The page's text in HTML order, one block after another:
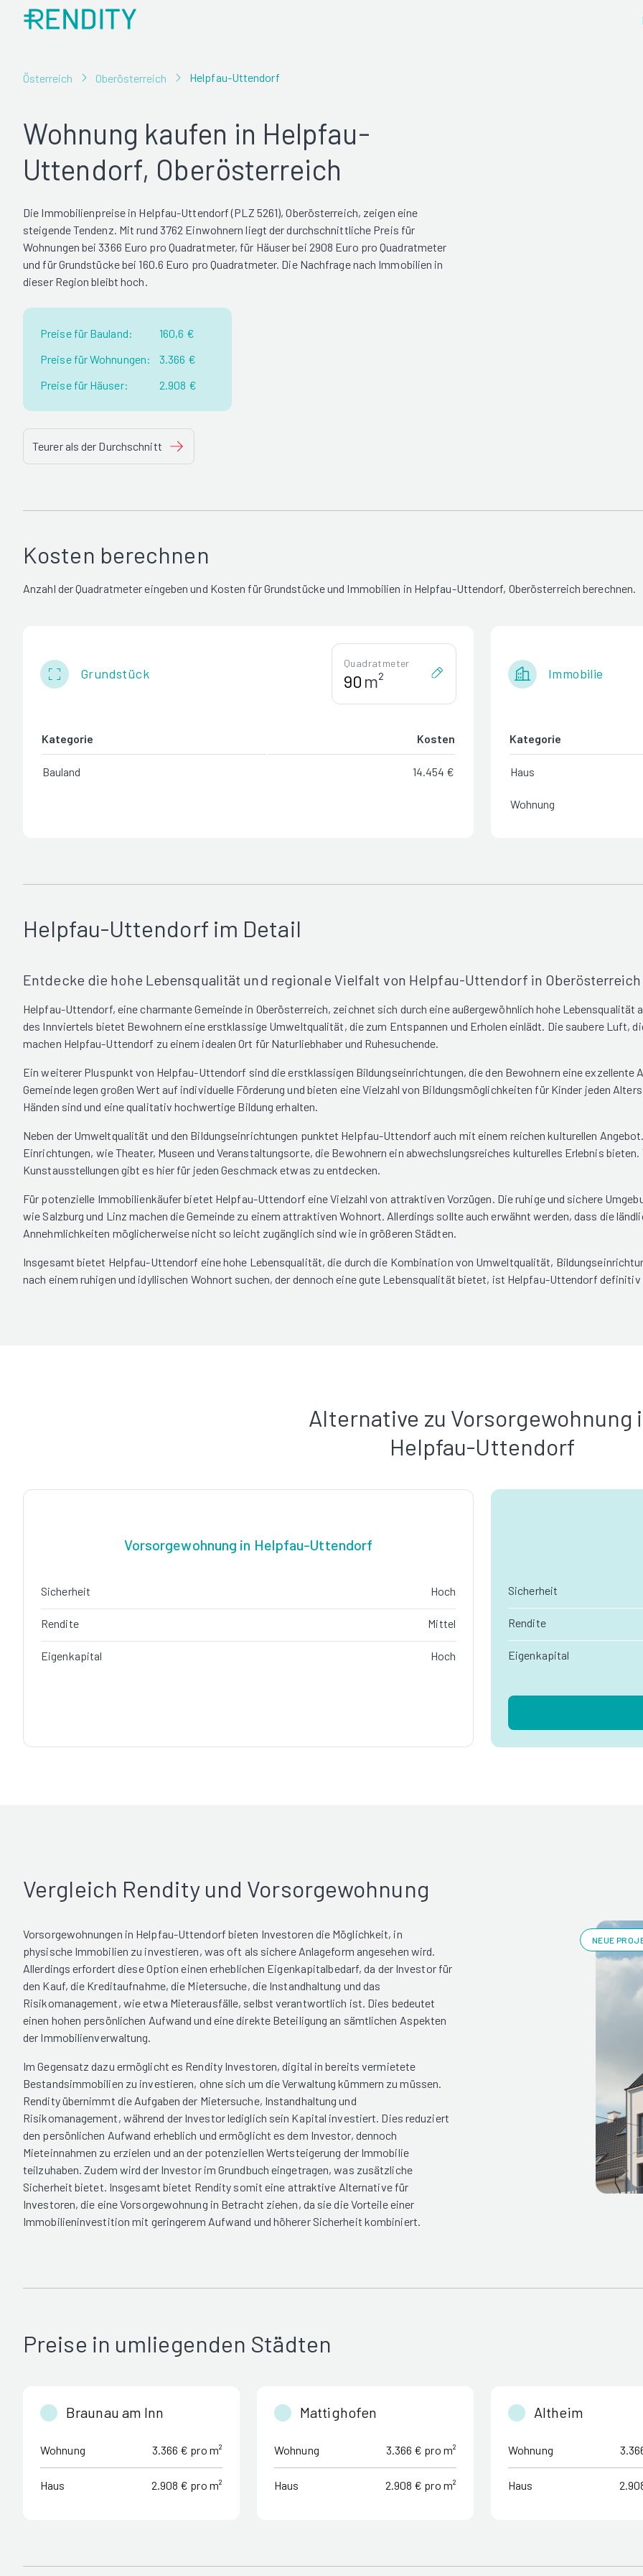
Österreich Oberösterreich Helpfau-Uttendorf
Wohnung kaufen in Helpfau-
Uttendorf, Oberösterreich
Die Immobilienpreise in Helpfau-Uttendorf (PLZ 5261), Oberösterreich, zeigen eine
steigende Tendenz. Mit rund 3762 Einwohnern liegt der durchschnittliche Preis für
Wohnungen bei 3366 Euro pro Quadratmeter, für Häuser bei 2908 Euro pro Quadratmeter
und für Grundstücke bei 160.6 Euro pro Quadratmeter. Die Nachfrage nach Immobilien in
dieser Region bleibt hoch.
Preise für Bauland:
160,6 €
Preise für Wohnungen:
3.366 €
Preise für Häuser:
2.908 €
Teurer als der Durchschnitt
Kosten berechnen
Anzahl der Quadratmeter eingeben und Kosten für Grundstücke und Immobilien in Helpfau-Uttendorf, Oberösterreich berechnen.
Grundstück
Quadratmeter
m²
Kategorie Kosten
Bauland 14.454 €
Immobilie
Kategorie
Haus
Wohnung
Helpfau-Uttendorf im Detail
Entdecke die hohe Lebensqualität und regionale Vielfalt von Helpfau-Uttendorf in Oberösterreich
Helpfau-Uttendorf, eine charmante Gemeinde in Oberösterreich, zeichnet sich durch eine außergewöhnlich hohe
des Innviertels bietet Bewohnern eine erstklassige Umweltqualität, die zum Entspannen und Erholen einlädt. Die saubere Luft,
machen Helpfau-Uttendorf zu einem idealen Ort für Naturliebhaber und Ruhesuchende.
Ein weiterer Pluspunkt von Helpfau-Uttendorf sind die erstklassigen Bildungseinrichtungen, die den Bewohnern eine exzellente
Gemeinde legen großen Wert auf individuelle Förderung und bieten eine Vielzahl von Bildungsmöglichkeiten für Kinder jeden
Händen sind und eine qualitativ hochwertige Bildung erhalten.
Neben der Umweltqualität und den Bildungseinrichtungen punktet Helpfau-Uttendorf auch mit einem reichen kulturellen
Einrichtungen, wie Theater, Museen und Veranstaltungsorte, die Bewohnern ein abwechslungsreiches kulturelles Erlebnis
Kunstausstellungen gibt es hier für jeden Geschmack etwas zu entdecken.
Für potenzielle Immobilienkäufer bietet Helpfau-Uttendorf eine Vielzahl von attraktiven Vorzügen. Die ruhige und sichere
wie Salzburg und Linz machen die Gemeinde zu einem attraktiven Wohnort. Allerdings sollte auch erwähnt werden, dass die
Annehmlichkeiten möglicherweise nicht so leicht zugänglich sind wie in größeren Städten.
Insgesamt bietet Helpfau-Uttendorf eine hohe Lebensqualität, die durch die Kombination von Umweltqualität,
nach einem ruhigen und idyllischen Wohnort suchen, der dennoch eine gute Lebensqualität bietet, ist Helpfau-Uttendorf definitiv
Alternative zu Vorsorgewohnung
Helpfau-Uttendorf
Vorsorgewohnung in Helpfau-Uttendorf
Sicherheit Hoch
Rendite Mittel
Eigenkapital Hoch
Sicherheit
Rendite
Eigenkapital
Vergleich Rendity und Vorsorgewohnung
Vorsorgewohnungen in Helpfau-Uttendorf bieten Investoren die Möglichkeit, in
physische Immobilien zu investieren, was oft als sichere Anlageform angesehen wird.
Allerdings erfordert diese Option einen erheblichen Eigenkapitalbedarf, da der Investor für
den Kauf, die Kreditaufnahme, die Mietersuche, die Instandhaltung und das
Risikomanagement, wie etwa Mieterausfälle, selbst verantwortlich ist. Dies bedeutet
einen hohen persönlichen Aufwand und eine direkte Beteiligung an sämtlichen Aspekten
der Immobilienverwaltung.
Im Gegensatz dazu ermöglicht es Rendity Investoren, digital in bereits vermietete
Bestandsimmobilien zu investieren, ohne sich um die Verwaltung kümmern zu müssen.
Rendity übernimmt die Aufgaben der Mietersuche, Instandhaltung und
Risikomanagement, während der Investor lediglich sein Kapital investiert. Dies reduziert
den persönlichen Aufwand erheblich und ermöglicht es dem Investor, dennoch
Mieteinnahmen zu erzielen und an der potenziellen Wertsteigerung der Immobilie
teilzuhaben. Zudem wird der Investor im Grundbuch eingetragen, was zusätzliche
Sicherheit bietet. Insgesamt bietet Rendity somit eine attraktive Alternative für
Investoren, die eine Vorsorgewohnung in Betracht ziehen, da sie die Vorteile einer
Immobilieninvestition mit geringerem Aufwand und höherer Sicherheit kombiniert.
NEUE
Preise in umliegenden Städten
Braunau am Inn
Wohnung 3.366 € pro m²
Haus 2.908 € pro m²
Mattighofen
Wohnung 3.366 € pro m²
Haus 2.908 € pro m²
Altheim
Wohnung
Haus